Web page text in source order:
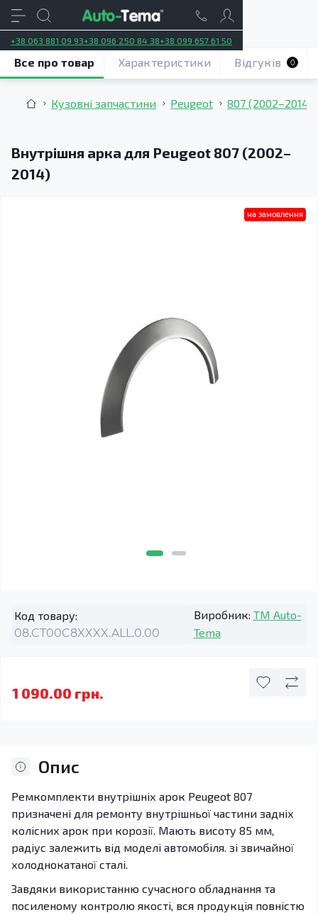
+38 063 881 09 93+38 096 250 84 38+38 099 657 61 50
Кузовні запчастини Peugeot 807 (2002–2014)
Внутрішня арка для Peugeot 807 (2002–
2014)
Все про товар Характеристики Відгуків 0
на замовлення
Код товару:
08.CT00C8XXXX.ALL.0.00
Виробник: TM Auto-
Tema
1 090.00 грн.
Опис
Ремкомплекти внутрішніх арок Peugeot 807
призначені для ремонту внутрішньої частини задніх
колісних арок при корозії. Мають висоту 85 мм,
радіус залежить від моделі автомобіля. зі звичайної
холоднокатаної сталі.
Завдяки використанню сучасного обладнання та
посиленому контролю якості, вся продукція повністю